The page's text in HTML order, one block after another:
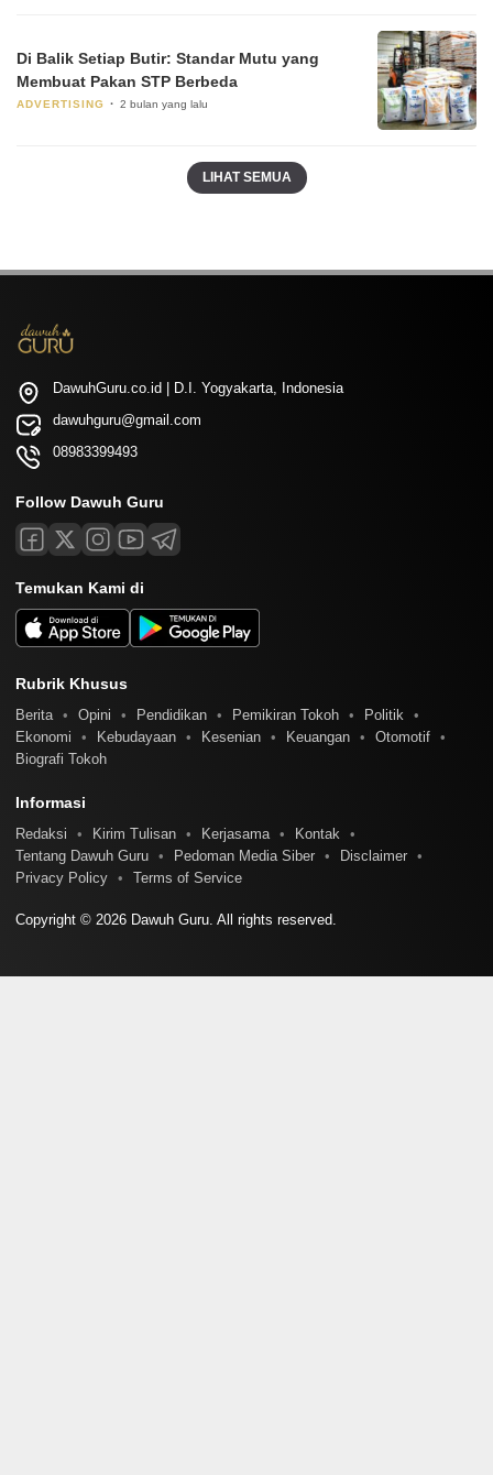
Di Balik Setiap Butir: Standar Mutu yang
Membuat Pakan STP Berbeda
ADVERTISING 2 bulan yang lalu
LIHAT SEMUA
DawuhGuru.co.id | D.I. Yogyakarta, Indonesia
dawuhguru@gmail.com
08983399493
Follow Dawuh Guru
Temukan Kami di
Rubrik Khusus
Berita Opini Pendidikan Pemikiran Tokoh
Politik
Ekonomi
Kebudayaan Kesenian Keuangan
Otomotif
Biografi Tokoh
Informasi
Redaksi Kirim Tulisan Kerjasama
Kontak
Tentang Dawuh Guru
Pedoman Media Siber
Disclaimer
Privacy Policy
Terms of Service
Copyright © 2026 Dawuh Guru. All rights reserved.